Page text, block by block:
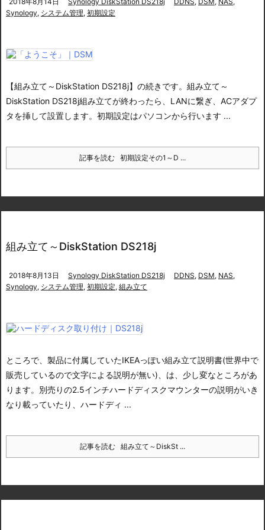
Synology, システム管理, 初期設定
【組み立て～DiskStation DS218j】の続きです。 組み立て～
DiskStation DS218j組み立てが終わったら、LANに繋ぎ、ACアダプ
タを挿して設置します。初期設定はパソコンから行います ...
記事を読む 初期設定その1～D ...
組み立て～DiskStation DS218j
2018年8月13日 Synology DiskStation DS218j DDNS, DSM, NAS,
Synology, システム管理, 初期設定, 組み立て
ところで、製品に付属していたIKEAっぽい組み立て説明書(世界中で
販売しているので文字による説明が無い)、 は、少し変なところがあ
ります。別売りの2.5インチハードディスクマウンターの説明がいき
なり載っていたり、ハードディ ...
記事を読む 組み立て～DiskSt ...